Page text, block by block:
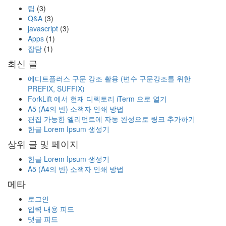
팁 (3)
Q&A (3)
javascript (3)
Apps (1)
잡담 (1)
최신 글
에디트플러스 구문 강조 활용 (변수 구문강조를 위한
PREFIX, SUFFIX)
ForkLift 에서 현재 디렉토리 iTerm 으로 열기
A5 (A4의 반) 소책자 인쇄 방법
편집 가능한 엘리먼트에 자동 완성으로 링크 추가하기
한글 Lorem Ipsum 생성기
상위 글 및 페이지
한글 Lorem Ipsum 생성기
A5 (A4의 반) 소책자 인쇄 방법
메타
로그인
입력 내용 피드
댓글 피드